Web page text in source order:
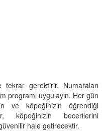
gerektirir. Numaraları
programı uygulayın. Her gün
ve köpeğinizin öğrendiği
köpeğinizin becerilerini
hale getirecektir.